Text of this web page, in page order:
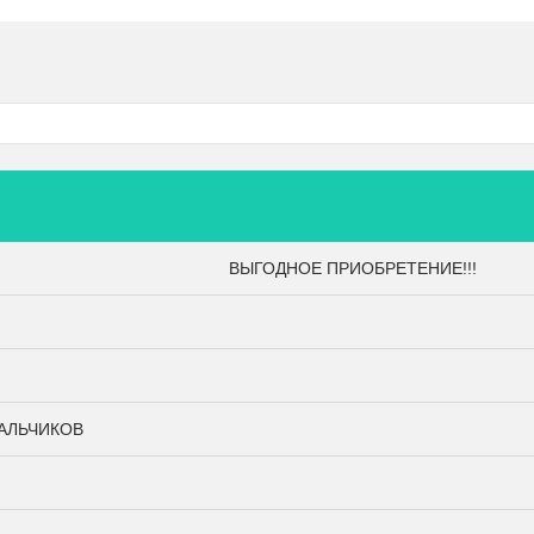
ВЫГОДНОЕ ПРИОБРЕТЕНИЕ!!!